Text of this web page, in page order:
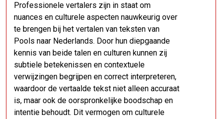
Professionele vertalers zijn in staat om
nuances en culturele aspecten nauwkeurig over
te brengen bij het vertalen van teksten van
Pools naar Nederlands. Door hun diepgaande
kennis van beide talen en culturen kunnen zij
subtiele betekenissen en contextuele
verwijzingen begrijpen en correct interpreteren,
waardoor de vertaalde tekst niet alleen accuraat
is, maar ook de oorspronkelijke boodschap en
intentie behoudt. Dit vermogen om culturele